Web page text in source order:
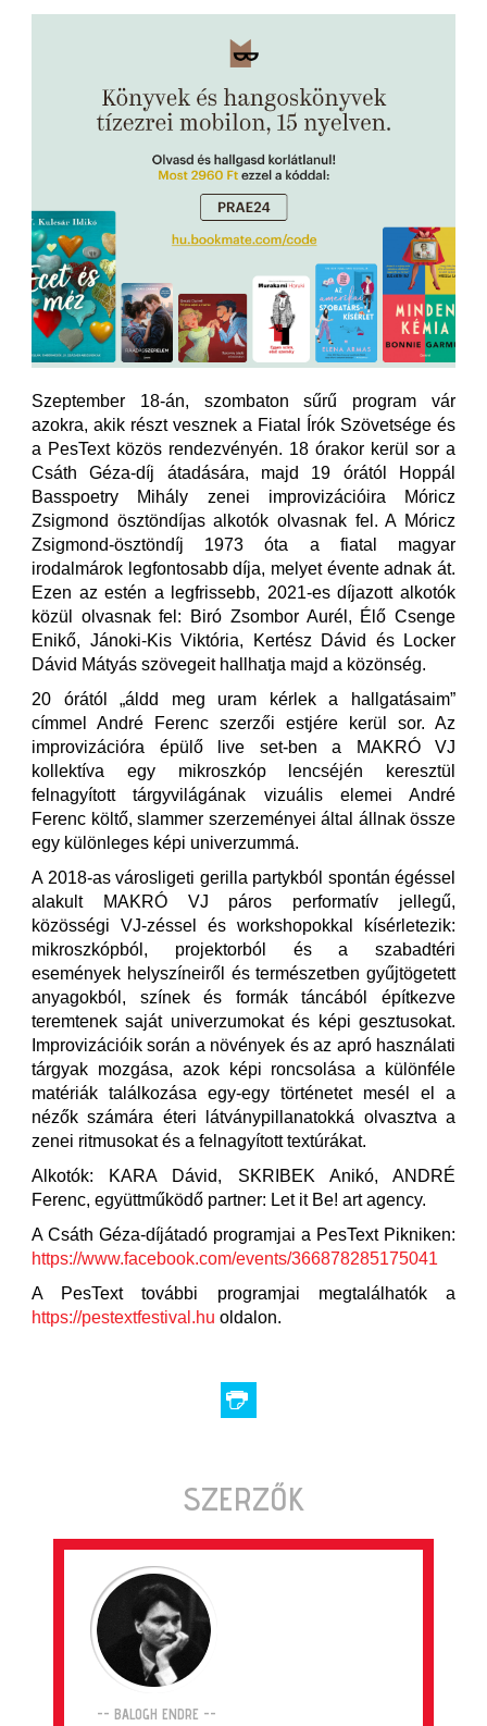
Szeptember 18-án, szombaton sűrű program vár
azokra, akik részt vesznek a Fiatal Írók Szövetsége és
a PesText közös rendezvényén. 18 órakor kerül sor a
Csáth Géza-díj átadására, majd 19 órától Hoppál
Basspoetry Mihály zenei improvizációira Móricz
Zsigmond ösztöndíjas alkotók olvasnak fel. A Móricz
Zsigmond-ösztöndíj 1973 óta a fiatal magyar
irodalmárok legfontosabb díja, melyet évente adnak át.
Ezen az estén a legfrissebb, 2021-es díjazott alkotók
közül olvasnak fel: Biró Zsombor Aurél, Élő Csenge
Enikő, Jánoki-Kis Viktória, Kertész Dávid és Locker
Dávid Mátyás szövegeit hallhatja majd a közönség.
20 órától „áldd meg uram kérlek a hallgatásaim”
címmel André Ferenc szerzői estjére kerül sor. Az
improvizációra épülő live set-ben a MAKRÓ VJ
kollektíva egy mikroszkóp lencséjén keresztül
felnagyított tárgyvilágának vizuális elemei André
Ferenc költő, slammer szerzeményei által állnak össze
egy különleges képi univerzummá.
A 2018-as városligeti gerilla partykból spontán égéssel
alakult MAKRÓ VJ páros performatív jellegű,
közösségi VJ-zéssel és workshopokkal kísérletezik:
mikroszkópból, projektorból és a szabadtéri
események helyszíneiről és természetben gyűjtögetett
anyagokból, színek és formák táncából építkezve
teremtenek saját univerzumokat és képi gesztusokat.
Improvizációik során a növények és az apró használati
tárgyak mozgása, azok képi roncsolása a különféle
matériák találkozása egy-egy történetet mesél el a
nézők számára éteri látványpillanatokká olvasztva a
zenei ritmusokat és a felnagyított textúrákat.
Alkotók: KARA Dávid, SKRIBEK Anikó, ANDRÉ
Ferenc, együttműködő partner: Let it Be! art agency.
A Csáth Géza-díjátadó programjai a PesText Pikniken:
https://www.facebook.com/events/366878285175041
A PesText további programjai megtalálhatók a
https://pestextfestival.hu oldalon.
SZERZŐK
-- BALOGH ENDRE --